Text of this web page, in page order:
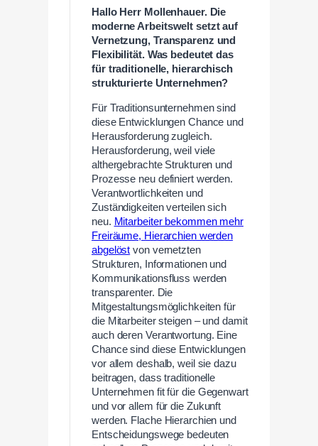
Hallo Herr Mollenhauer. Die
moderne Arbeitswelt setzt auf
Vernetzung, Transparenz und
Flexibilität. Was bedeutet das
für traditionelle, hierarchisch
strukturierte Unternehmen?
Für Traditionsunternehmen sind
diese Entwicklungen Chance und
Herausforderung zugleich.
Herausforderung, weil viele
althergebrachte Strukturen und
Prozesse neu definiert werden.
Verantwortlichkeiten und
Zuständigkeiten verteilen sich
neu. Mitarbeiter bekommen mehr
Freiräume, Hierarchien werden
abgelöst von vernetzten
Strukturen, Informationen und
Kommunikationsfluss werden
transparenter. Die
Mitgestaltungsmöglichkeiten für
die Mitarbeiter steigen – und damit
auch deren Verantwortung. Eine
Chance sind diese Entwicklungen
vor allem deshalb, weil sie dazu
beitragen, dass traditionelle
Unternehmen fit für die Gegenwart
und vor allem für die Zukunft
werden. Flache Hierarchien und
Entscheidungswege bedeuten